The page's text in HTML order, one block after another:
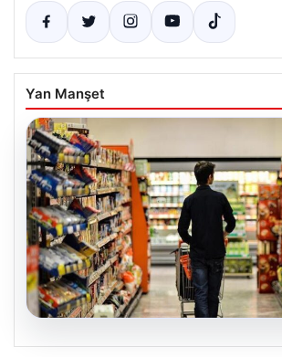
Yan Manşet
05.08.2026